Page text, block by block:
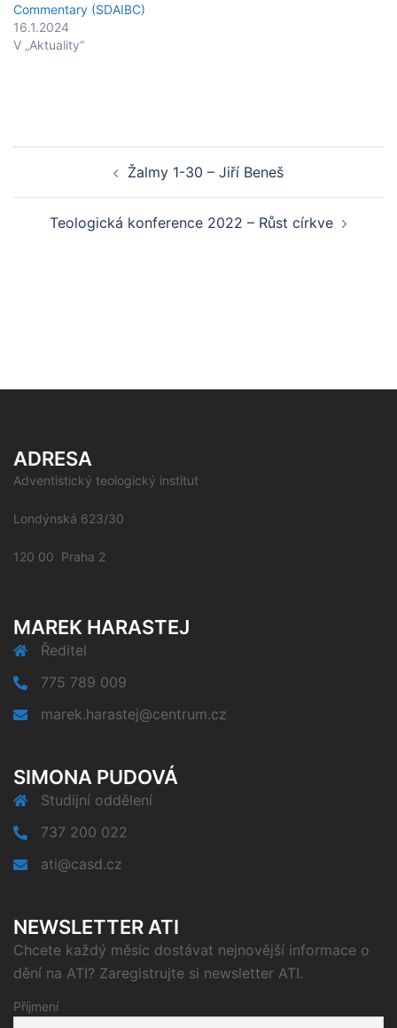
Commentary (SDAIBC)
16.1.2024
V „Aktuality“
navigation Žalmy 1-30 – Jiří Beneš
Teologická konference 2022 – Růst církve
ADRESA
Adventistický teologický institut
Londýnská 623/30
120 00 Praha 2
MAREK HARASTEJ
Ředitel
775 789 009
marek.harastej@centrum.cz
SIMONA PUDOVÁ
Studijní oddělení
737 200 022
ati@casd.cz
NEWSLETTER ATI
Chcete každý měsíc dostávat nejnovější informace o
dění na ATI? Zaregistrujte si newsletter ATI.
Příjmení